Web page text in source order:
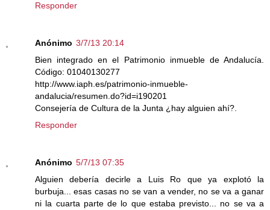
Responder
Anónimo 3/7/13 20:14
Bien integrado en el Patrimonio inmueble de Andalucía.
Código: 01040130277
http://www.iaph.es/patrimonio-inmueble-
andalucia/resumen.do?id=i190201
Consejería de Cultura de la Junta ¿hay alguien ahí?.
Responder
Anónimo 5/7/13 07:35
Alguien debería decirle a Luis Ro que ya explotó la
burbuja... esas casas no se van a vender, no se va a ganar
ni la cuarta parte de lo que estaba previsto... no se va a